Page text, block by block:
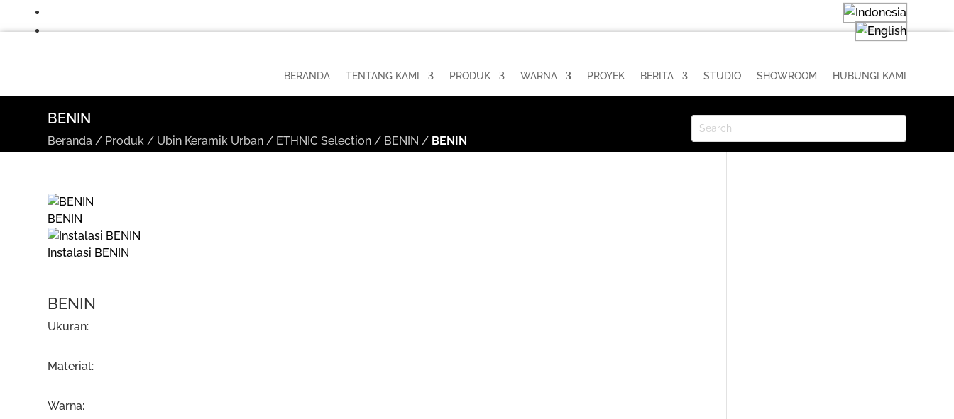
BERANDA TENTANG KAMI PRODUK WARNA PROYEK BERITA STUDIO SHOWROOM HUBUNGI KAMI
BENIN
Beranda / Produk / Ubin Keramik Urban / ETHNIC Selection / BENIN / BENIN
BENIN
Instalasi BENIN
BENIN
Ukuran:
Material:
Warna: